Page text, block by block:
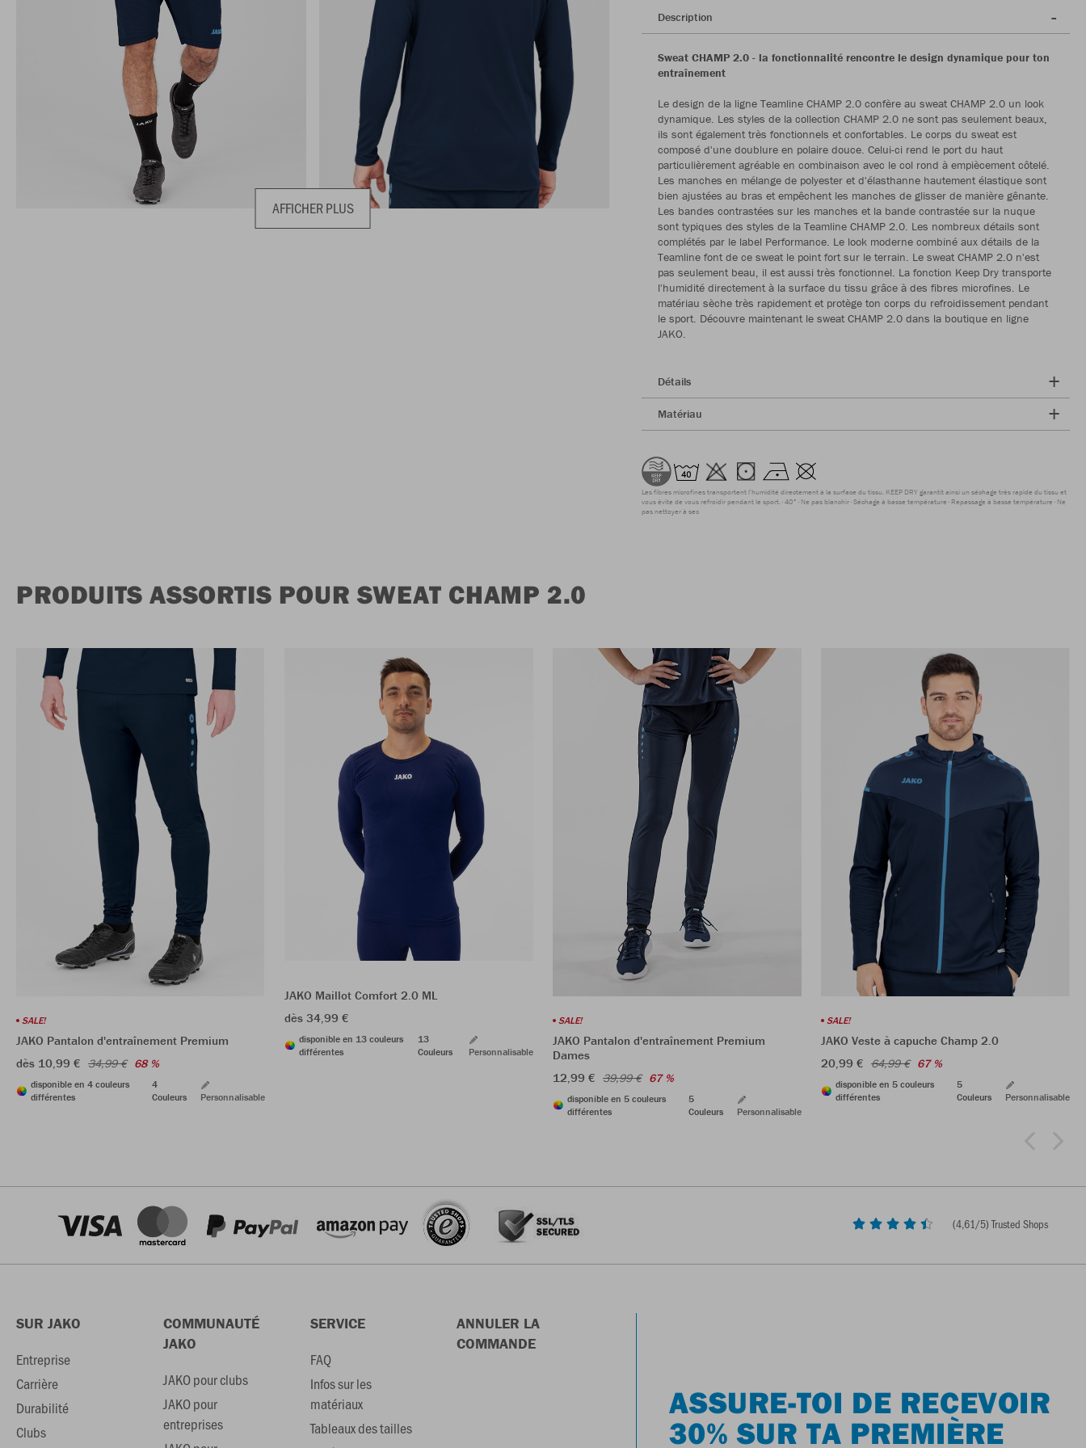
AFFICHER PLUS
Description
Sweat CHAMP 2.0 - la fonctionnalité rencontre le design dynamique pour ton
entraînement
Le design de la ligne Teamline CHAMP 2.0 confère au sweat CHAMP 2.0 un look
dynamique. Les styles de la collection CHAMP 2.0 ne sont pas seulement beaux,
ils sont également très fonctionnels et confortables. Le corps du sweat est
composé d'une doublure en polaire douce. Celui-ci rend le port du haut
particulièrement agréable en combinaison avec le col rond à empiècement côtelé.
Les manches en mélange de polyester et d'élasthanne hautement élastique sont
bien ajustées au bras et empêchent les manches de glisser de manière gênante.
Les bandes contrastées sur les manches et la bande contrastée sur la nuque
sont typiques des styles de la Teamline CHAMP 2.0. Les nombreux détails sont
complétés par le label Performance. Le look moderne combiné aux détails de la
Teamline font de ce sweat le point fort sur le terrain. Le sweat CHAMP 2.0 n'est
pas seulement beau, il est aussi très fonctionnel. La fonction Keep Dry transporte
l'humidité directement à la surface du tissu grâce à des fibres microfines. Le
matériau sèche très rapidement et protège ton corps du refroidissement pendant
le sport. Découvre maintenant le sweat CHAMP 2.0 dans la boutique en ligne
JAKO.
Détails
Matériau
Les fibres microfines transportent l'humidité directement à la surface du tissu. KEEP DRY garantit ainsi un séchage très rapide du tissu et
vous évite de vous refroidir pendant le sport. 40° Ne pas blanchir Séchage à basse température Repassage à basse température Ne
pas nettoyer à sec
PRODUITS ASSORTIS POUR SWEAT CHAMP 2.0
SALE!
JAKO Pantalon d'entraînement Premium
dès 10,99 € 34,99 € 68 %
disponible en 4 couleurs
différentes
4
Couleurs
Personnalisable
JAKO Maillot Comfort 2.0 ML
dès 34,99 €
disponible en 13 couleurs
différentes
13
Couleurs
Personnalisable
SALE!
JAKO Pantalon d'entraînement Premium
Dames
12,99 € 39,99 € 67 %
disponible en 5 couleurs
différentes
5
Couleurs
Personnalisable
SALE!
JAKO Veste à capuche Champ 2.0
20,99 € 64,99 € 67 %
disponible en 5 couleurs
différentes
5
Couleurs
Personnalisable
(4,61/5) Trusted Shops
SUR JAKO
Entreprise
Carrière
Durabilité
Clubs
COMMUNAUTÉ
JAKO
JAKO pour clubs
JAKO pour
entreprises
SERVICE
FAQ
Infos sur les
matériaux
Tableaux des tailles
ANNULER LA
COMMANDE
ASSURE-TOI DE RECEVOIR
30% SUR TA PREMIÈRE